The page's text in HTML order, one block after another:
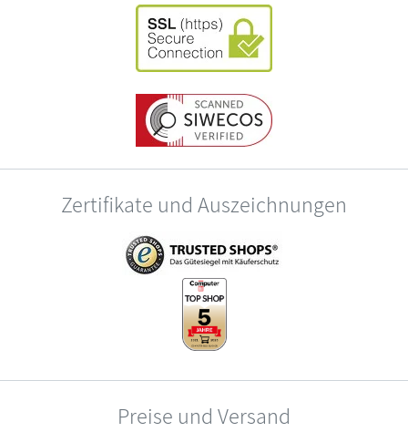
Zertifikate und Auszeichnungen
Preise und Versand